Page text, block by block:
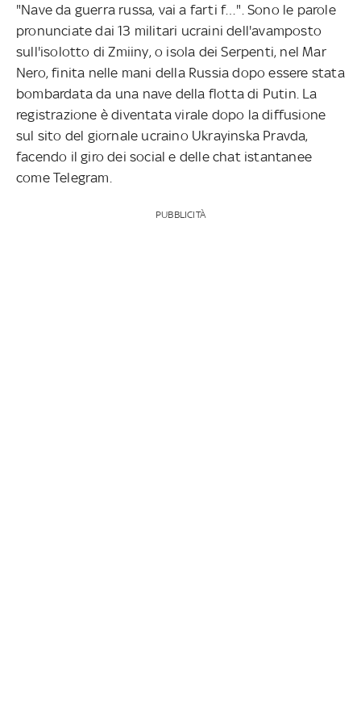
"Nave da guerra russa, vai a farti f…". Sono le parole
pronunciate dai 13 militari ucraini dell'avamposto
sull'isolotto di Zmiiny, o isola dei Serpenti, nel Mar
Nero, finita nelle mani della Russia dopo essere stata
bombardata da una nave della flotta di Putin. La
registrazione è diventata virale dopo la diffusione
sul sito del giornale ucraino Ukrayinska Pravda,
facendo il giro dei social e delle chat istantanee
come Telegram.
PUBBLICITÀ